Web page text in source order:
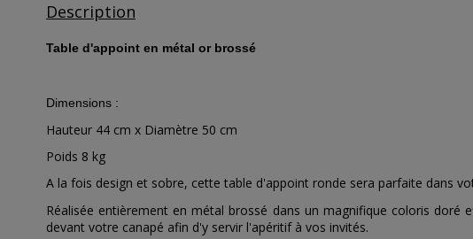
Description
Table d'appoint en métal or brossé
Dimensions :
Hauteur 44 cm x Diamètre 50 cm
Poids 8 kg
A la fois design et sobre, cette table d'appoint ronde sera parfaite dans
Réalisée entièrement en métal brossé dans un magnifique coloris
devant votre canapé afin d'y servir l'apéritif à vos invités.